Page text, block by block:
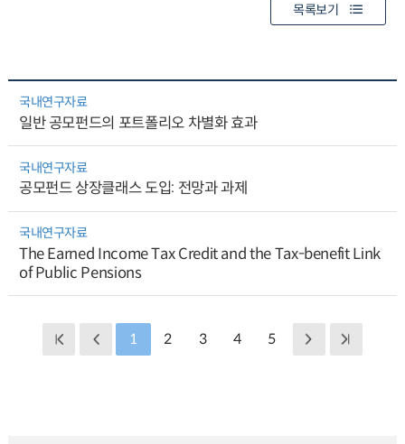
목록보기
국내연구자료
일반 공모펀드의 포트폴리오 차별화 효과
국내연구자료
공모펀드 상장클래스 도입: 전망과 과제
국내연구자료
The Earned Income Tax Credit and the Tax-benefit Link
of Public Pensions
1 2 3 4 5